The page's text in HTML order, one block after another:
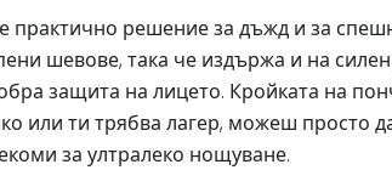
решение за дъжд и за
шевове, така че издържа и на
защита на лицето. Кройката на
или ти трябва лагер, можеш просто
за ултралеко нощуване.